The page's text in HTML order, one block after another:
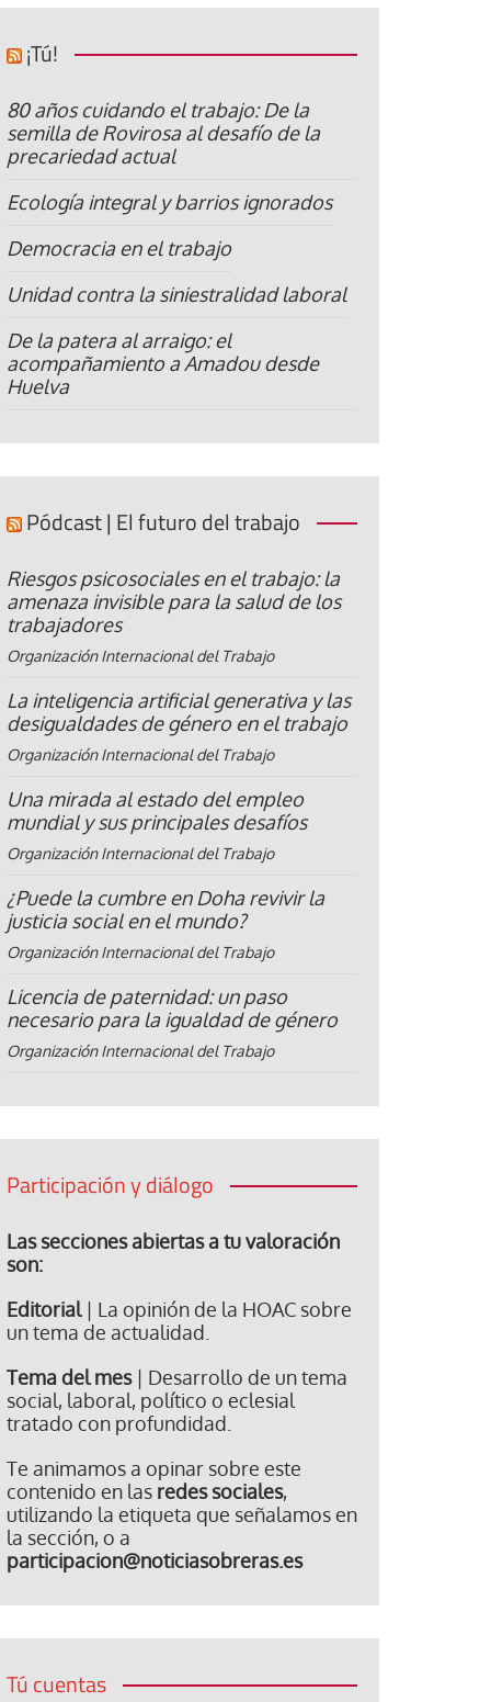
¡Tú!
80 años cuidando el trabajo: De la
semilla de Rovirosa al desafío de la
precariedad actual
Ecología integral y barrios ignorados
Democracia en el trabajo
Unidad contra la siniestralidad laboral
De la patera al arraigo: el
acompañamiento a Amadou desde
Huelva
Pódcast | El futuro del trabajo
Riesgos psicosociales en el trabajo: la
amenaza invisible para la salud de los
trabajadores
Organización Internacional del Trabajo
La inteligencia artificial generativa y las
desigualdades de género en el trabajo
Organización Internacional del Trabajo
Una mirada al estado del empleo
mundial y sus principales desafíos
Organización Internacional del Trabajo
¿Puede la cumbre en Doha revivir la
justicia social en el mundo?
Organización Internacional del Trabajo
Licencia de paternidad: un paso
necesario para la igualdad de género
Organización Internacional del Trabajo
Participación y diálogo
Las secciones abiertas a tu valoración
son:
Editorial| La opinión de la HOAC sobre
un tema de actualidad.
Tema del mes| Desarrollo de un tema
social, laboral, político o eclesial
tratado con profundidad.
Te animamos a opinar sobre este
contenido en las redes sociales,
utilizando la etiqueta que señalamos en
la sección, o a
participacion@noticiasobreras.es
Tú cuentas